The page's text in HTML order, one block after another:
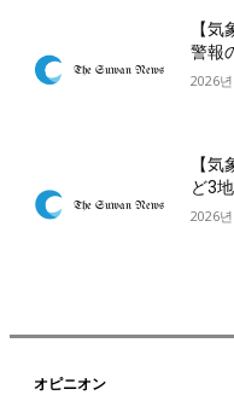
【
警報
2026
【
ど3
2026
オピニオン